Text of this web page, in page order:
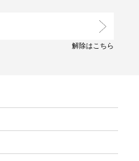
解除は こちら